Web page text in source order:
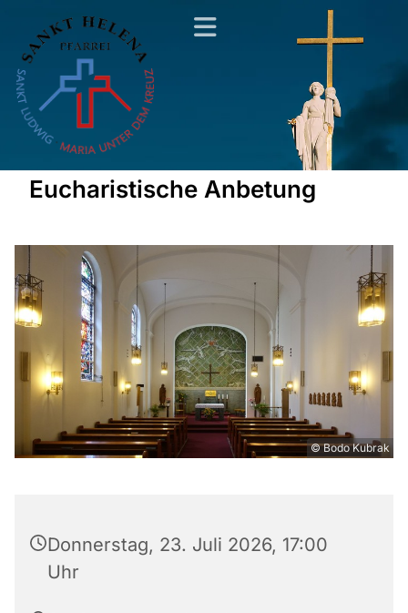
Eucharistische Anbetung
© Bodo Kubrak
Donnerstag, 23. Juli 2026, 17:00
Uhr